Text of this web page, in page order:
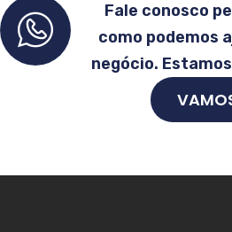
Fale conosco
como podemos
negócio.